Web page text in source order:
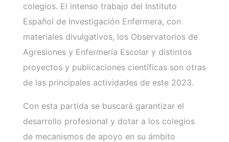
colegios. El intenso trabajo del Instituto
Español de Investigación Enfermera, con
materiales divulgativos, los Observatorios de
Agresiones y Enfermería Escolar y distintos
proyectos y publicaciones científicas son otras
de las principales actividades de este 2023.
Con esta partida se buscará garantizar el
desarrollo profesional y dotar a los colegios
de mecanismos de apoyo en su ámbito